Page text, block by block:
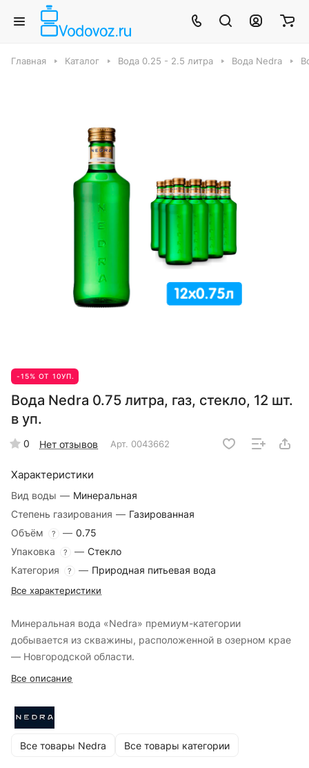
Главная Каталог Вода 0.25 - 2.5 литра Вода Nedra
-15% ОТ 10УП.
Вода Nedra 0.75 литра, газ, стекло, 12 шт.
в уп.
0 Нет отзывов Арт. 0043662
Характеристики
Вид воды — Минеральная
Степень газирования — Газированная
Объём
? — 0.75
Упаковка
? — Стекло
Категория
? — Природная питьевая вода
Все характеристики
Минеральная вода «Nedra» премиум-категории
добывается из скважины, расположенной в озерном крае
— Новгородской области.
Все описание
Все товары Nedra Все товары категории